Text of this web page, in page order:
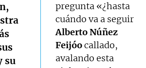
su
pregunta «¿hasta
cuándo va a seguir
Alberto Núñez
Feijóocallado,
avalando esta